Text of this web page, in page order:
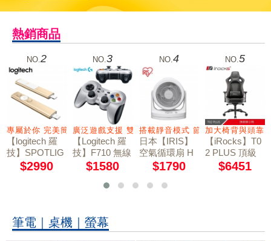
熱銷商品
噪
NO. 2
專屬於你 完美簡報
【logitech 羅
技】SPOTLIG
HT簡報器-香
$2990
NO.3
廣泛遊戲支援 雙震動回饋
【Logitech 羅
技】F710 無線
遊戲搖桿
$1580
NO. 4
搭載靜音模式 節能省電
日本【IRIS】
空氣循環扇 H
M23$1790
NO.5
加大椅背與頭靠
【iRocks】T0
2 PLUS 頂級
辦公椅
$6451
筆電｜桌機｜螢幕